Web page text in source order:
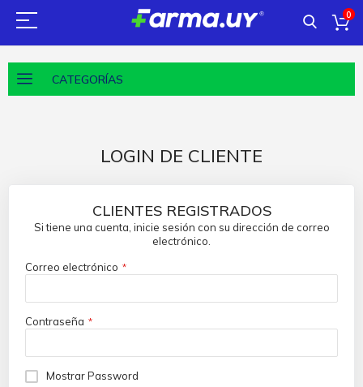
0
CATEGORÍAS
LOGIN DE CLIENTE
CLIENTES REGISTRADOS
Si tiene una cuenta, inicie sesión con su dirección de correo
electrónico.
Correo electrónico
Contraseña
Mostrar Password